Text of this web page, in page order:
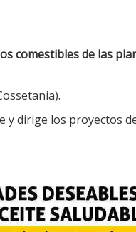
comestibles de las
y dirige los proyectos